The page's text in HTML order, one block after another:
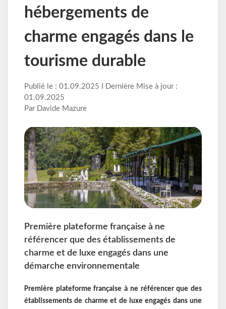
hébergements de
charme engagés dans le
tourisme durable
Publié le : 01.09.2025 I Dernière Mise à jour :
01.09.2025
Par Davide Mazure
Première plateforme française à ne
référencer que des établissements de
charme et de luxe engagés dans une
démarche environnementale
Première plateforme française à ne référencer que des
établissements de charme et de luxe engagés dans une